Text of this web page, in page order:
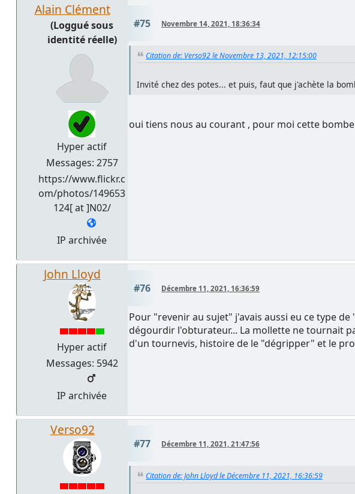
Alain Clément
(Loggué sous
identité réelle)
Hyper actif
Messages: 2757
https://www.flickr.c
om/photos/149653
124[ at ]N02/
IP archivée
#75 Novembre 14, 2021, 18:36:34
Citation de: Verso92 le Novembre 13, 2021, 12:15:00
Invité chez des potes... et puis, faut que j'achète la
oui tiens nous au courant , pour moi cette
John Lloyd
Hyper actif
Messages: 5942
IP archivée
#76 Décembre 11, 2021, 16:36:59
Pour "revenir au sujet" j'avais aussi eu ce type
dégourdir l'obturateur... La mollette ne tournait
d'un tournevis, histoire de le "dégripper" et le
Verso92
#77 Décembre 11, 2021, 21:47:56
Citation de: John Lloyd le Décembre 11, 2021, 16:36:59